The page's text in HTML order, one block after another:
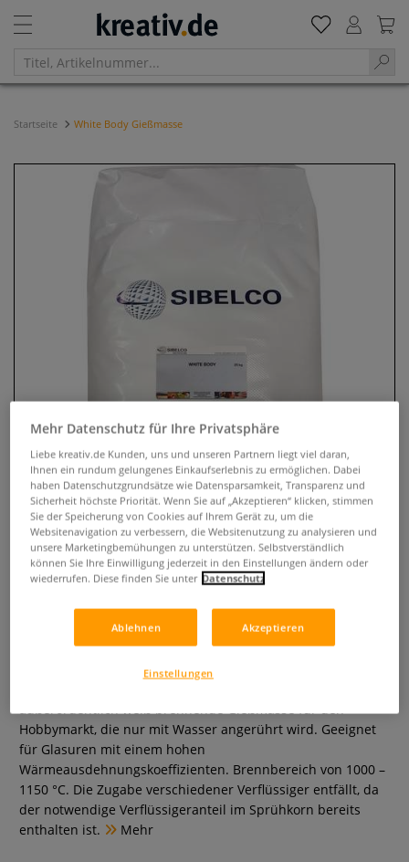
Startseite White Body Gießmasse
White Body Gießmasse
außerordentlich weiß brennende Gießmasse für den
Hobbymarkt, die nur mit Wasser angerührt wird. Geeignet
für Glasuren mit einem hohen
Wärmeausdehnungskoeffizienten. Brennbereich von 1000 –
1150 °C. Die Zugabe verschiedener Verflüssiger entfällt, da
der notwendige Verflüssigeranteil im Sprühkorn bereits
enthalten ist.
Mehr
Mehr Datenschutz für Ihre Privatsphäre
Liebe kreativ.de Kunden, uns und unseren Partnern liegt viel daran,
Ihnen ein rundum gelungenes Einkaufserlebnis zu ermöglichen. Dabei
haben Datenschutzgrundsätze wie Datensparsamkeit, Transparenz und
Sicherheit höchste Priorität. Wenn Sie auf „Akzeptieren“ klicken, stimmen
Sie der Speicherung von Cookies auf Ihrem Gerät zu, um die
Websitenavigation zu verbessern, die Websitenutzung zu analysieren und
unsere Marketingbemühungen zu unterstützen. Selbstverständlich
können Sie Ihre Einwilligung jederzeit in den Einstellungen ändern oder
wiederrufen. Diese finden Sie unter Datenschutz
Ablehnen Akzeptieren
Einstellungen